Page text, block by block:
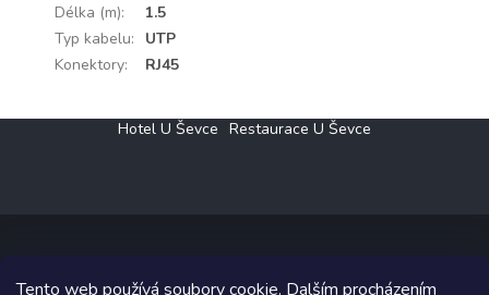
Tento web používá soubory cookie. Dalším procházením
Délka (m):
1.5
Typ kabelu:
UTP
Konektory: RJ45
Hotel U Ševce Restaurace U Ševce